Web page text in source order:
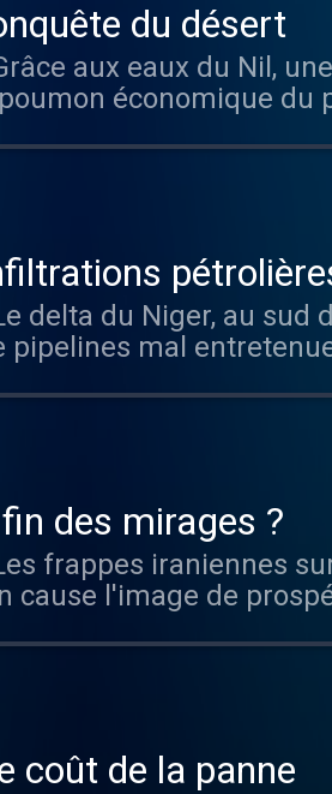
du désert
économique du
actuelles visent à
fleuve. Vous aimez ce podcast ?
pipelines mal
la mauvaise
écouter tous
des mirages ?
cause l'image de
en soulignant leur
de l'économie. Vous
coût de la panne